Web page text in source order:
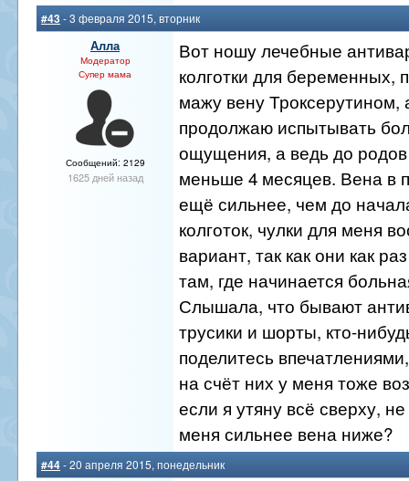
#43- 3 февраля 2015, вторник
Алла
Модератор
Супер мама
Сообщений: 2129
1625 дней назад
Вот ношу лечебные
колготки для беременных,
мажу вену Троксерутином,
продолжаю испытывать
ощущения, а ведь до
меньше 4 месяцев. Вена в
ещё сильнее, чем до
колготок, чулки для меня
вариант, так как они как
там, где начинается
Слышала, что бывают
трусики и шорты, кто-
поделитесь
на счёт них у меня тоже
если я утяну всё сверху,
меня сильнее вена ниже?
#44- 20 апреля 2015, понедельник